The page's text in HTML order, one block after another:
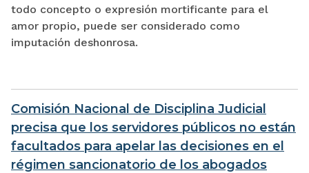
todo concepto o expresión mortificante para el
amor propio, puede ser considerado como
imputación deshonrosa.
Comisión Nacional de Disciplina Judicial
precisa que los servidores públicos no están
facultados para apelar las decisiones en el
régimen sancionatorio de los abogados